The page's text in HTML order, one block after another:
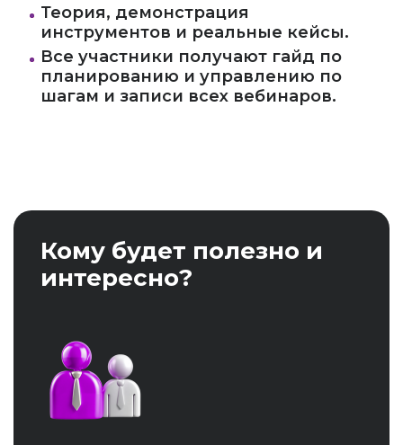
Теория, демонстрация
инструментов и реальные кейсы.
Все участники получают гайд по
планированию и управлению по
шагам и записи всех вебинаров.
Кому будет полезно и
интересно?